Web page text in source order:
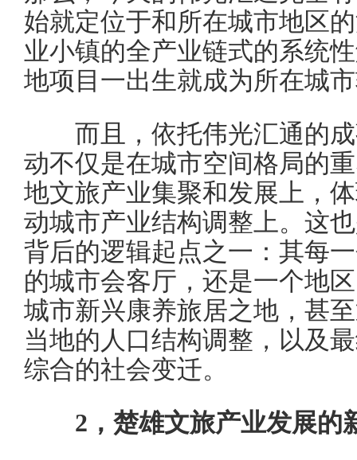
始就定位于和所在城市地区
业小镇的全产业链式的系统
地项目一出生就成为所在城
而且，依托伟光汇通的成
动不仅是在城市空间格局的
地文旅产业集聚和发展上，
动城市产业结构调整上。这
背后的逻辑起点之一：其每
的城市会客厅，还是一个地
城市新兴康养旅居之地，甚
当地的人口结构调整，以及
综合的社会变迁。
2 ，楚雄文旅产业发展的